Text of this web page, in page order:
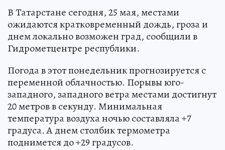
В Татарстане сегодня, 25 мая, местами
ожидаются кратковременный дождь, гроза и
днем локально возможен град, сообщили в
Гидрометцентре республики.
Погода в этот понедельник прогнозируется с
переменной облачностью. Порывы юго-
западного, западного ветра местами достигнут
20 метров в секунду. Минимальная
температура воздуха ночью составляла +7
градуса. А днем столбик термометра
поднимется до +29 градусов.